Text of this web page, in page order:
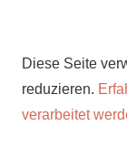
Diese Seite
reduzieren.
verarbeitet